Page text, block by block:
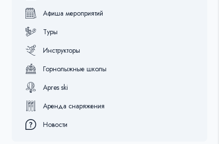
Афиша мероприятий
Туры
Инструкторы
Горнолыжные школы
Apres ski
Аренда снаряжения
Новости